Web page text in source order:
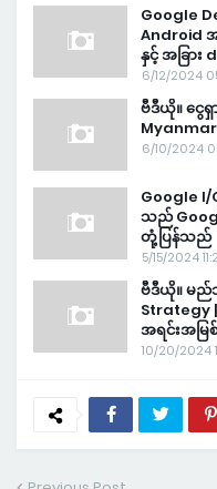
Google
Android
နှင့် အခြား
6/12/2024
ဗီဒီယို။ ငွေရှ
Myanmar
6/10/2024
Google I/
သည်
တုံ့ပြန်သည်
5/15/2024
ဗီဒီယို။ မ
Strategy
အရင်းအမြ
10/20/2024